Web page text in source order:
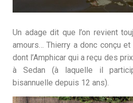
Un adage dit que l’on revient
amours… Thierry a donc conçu
dont l’Amphicar qui a reçu des
à Sedan (à laquelle il
bisannuelle depuis 12 ans).